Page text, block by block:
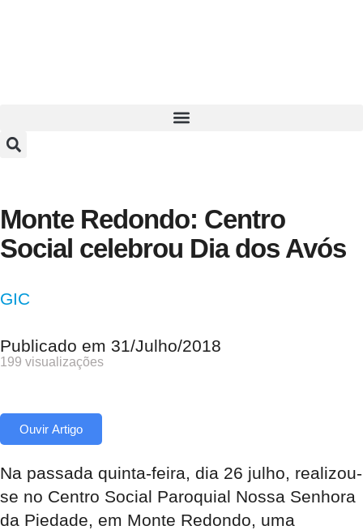
Monte Redondo: Centro
Social celebrou Dia dos Avós
GIC
Publicado em 31/Julho/2018
199 visualizações
Ouvir Artigo
Na passada quinta-feira, dia 26 julho, realizou-
se no Centro Social Paroquial Nossa Senhora
da Piedade, em Monte Redondo, uma